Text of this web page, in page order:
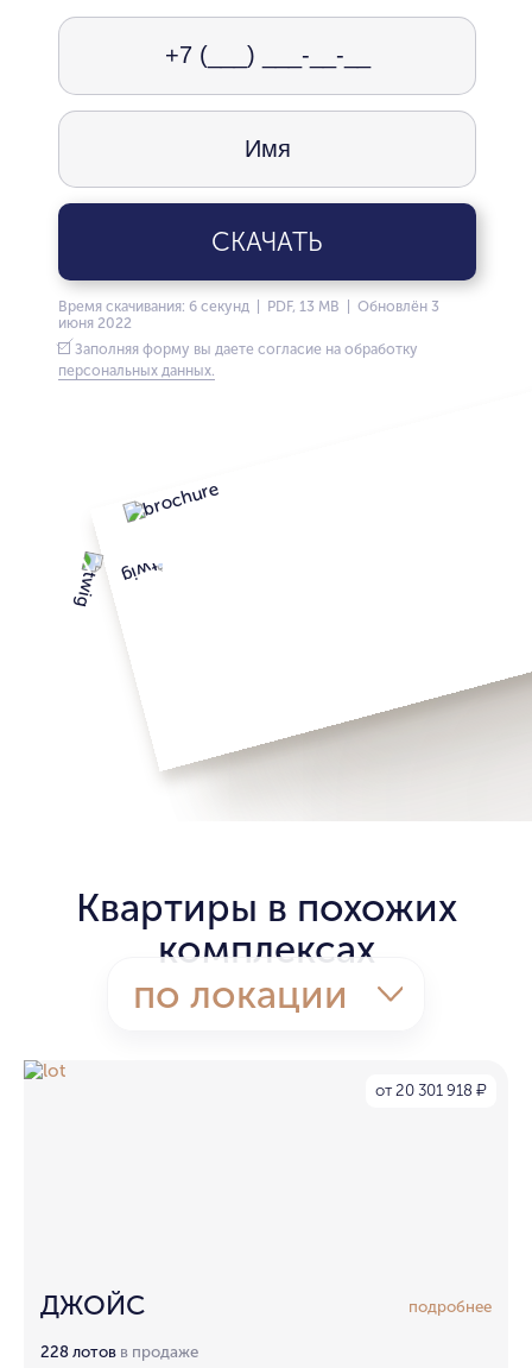
СКАЧАТЬ
Время скачивания: 6 секунд | PDF, 13 MB | Обновлён 3
июня 2022
Заполняя форму вы даете согласие на обработку
персональных данных.
Квартиры в похожих
комплексах
по локации
от 20 301 918 ₽
ДЖОЙС подробнее
228 лотов в продаже